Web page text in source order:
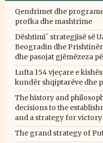
Qendrimet dhe
profka dhe mashtrime
Dështimi` strategjisë së
Beogradin dhe
dhe pasojat gjëmëzeza
Lufta 154 vjeçare e
kundër shqiptarëve dhe
The history and
decisions to the
and a strategy for victory
The grand strategy of